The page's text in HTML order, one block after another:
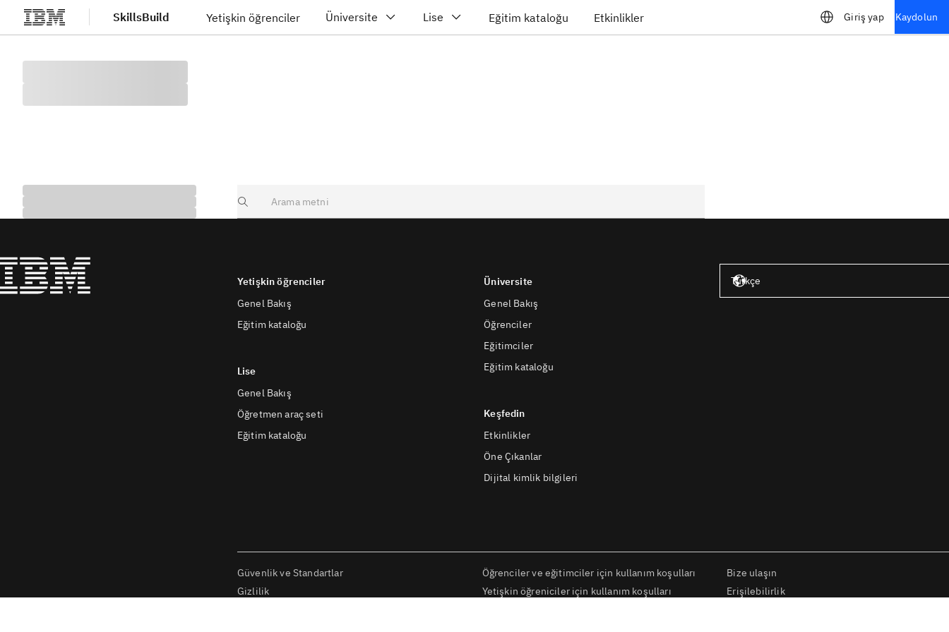
Ana içeriğe atla SkillsBuild Yetişkin öğrenciler Üniversite Lise Eğitim kataloğu Etkinlikler Giriş yap Kaydolun
Search
Yetişkin öğrenciler
Genel Bakış
Eğitim kataloğu
Lise
Genel Bakış
Öğretmen araç seti
Eğitim kataloğu
Üniversite
Genel Bakış
Öğrenciler
Eğitimciler
Eğitim kataloğu
Keşfedin
Etkinlikler
Öne Çıkanlar
Dijital kimlik bilgileri
Türkçe
Güvenlik ve Standartlar
Gizlilik
Öğrenciler ve eğitimciler için kullanım koşulları
Yetişkin öğreniciler için kullanım koşulları
Bize ulaşın
Erişilebilirlik